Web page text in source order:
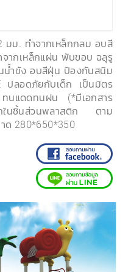
มม. ทำจากเหล็กกลม อบสี
ากเหล็กแผ่น พับขอบ ฉลุรู
น้ำขัง อบสีฝุ่น ป้องกันสนิม
ปลอดภัยกับเด็ก เป็นมิตร
แดดทนฝน (*มีเอกสาร
กในชิ้นส่วนพลาสติก ตาม
ด 280*650*350